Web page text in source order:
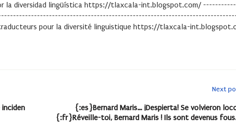
la diversidad lingüística https://tlaxcala-int.blogspot.com/
pour la diversité linguistique https://tlaxcala-
Next
{:es}Bernard Maris… ¡Despierta! Se volvieron
{:fr}Réveille-toi, Bernard Maris ! Ils sont devenus